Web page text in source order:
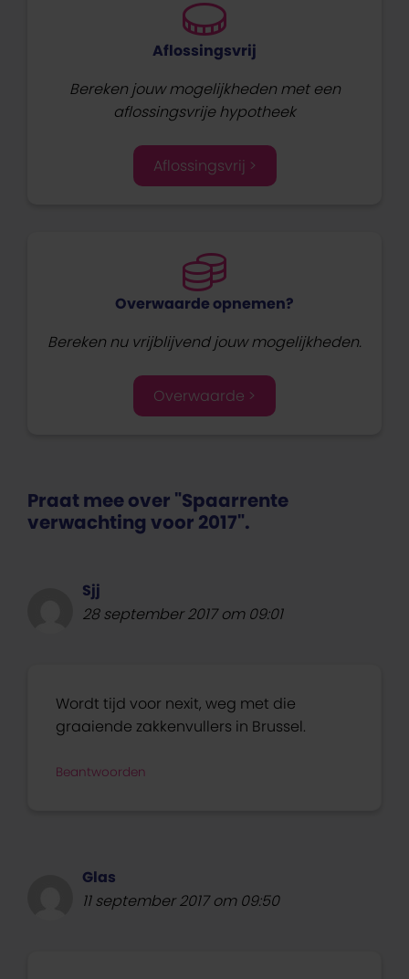
Aflossingsvrij
Bereken jouw mogelijkheden met een
aflossingsvrije hypotheek
Aflossingsvrij >
Overwaarde opnemen?
Bereken nu vrijblijvend jouw mogelijkheden.
Overwaarde >
Praat mee over "Spaarrente
verwachting voor 2017".
Sjj
28 september 2017 om 09:01
Wordt tijd voor nexit, weg met die
graaiende zakkenvullers in Brussel.
Beantwoorden
Glas
11 september 2017 om 09:50